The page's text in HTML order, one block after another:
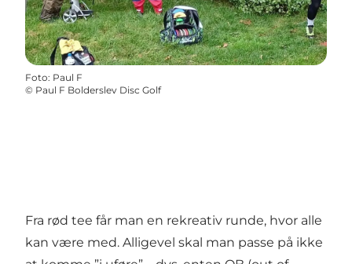
Foto: Paul F
© Paul F Bolderslev Disc Golf
Fra rød tee får man en rekreativ runde, hvor alle
kan være med. Alligevel skal man passe på ikke